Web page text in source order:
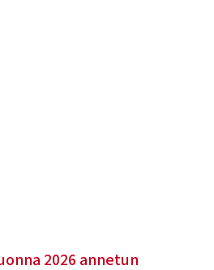
2026 annetun